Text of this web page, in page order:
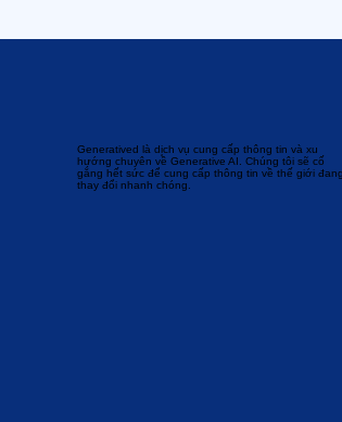
Generatived là dịch vụ cung cấp thông tin và xu
hướng chuyên về Generative AI. Chúng tôi sẽ cố
gắng hết sức để cung cấp thông tin về thế giới đang
thay đổi nhanh chóng.